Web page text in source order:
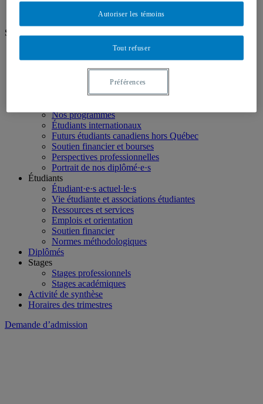
Suivez-nous
Instagram
Nos programmes
Étudiants internationaux
Futurs étudiants canadiens hors Québec
Soutien financier et bourses
Perspectives professionnelles
Portrait de nos diplômé·e·s
Étudiants
Étudiant·e·s actuel·le·s
Vie étudiante et associations étudiantes
Ressources et services
Emplois et orientation
Soutien financier
Normes méthodologiques
Diplômés
Stages
Stages professionnels
Stages académiques
Activité de synthèse
Horaires des trimestres
Demande d’admission
Tout refuser
Autoriser les témoins
Préférences